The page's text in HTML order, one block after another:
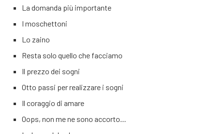
La domanda più importante
I moschettoni
Lo zaino
Resta solo quello che facciamo
Il prezzo dei sogni
Otto passi per realizzare i sogni
Il coraggio di amare
Oops, non me ne sono accorto…